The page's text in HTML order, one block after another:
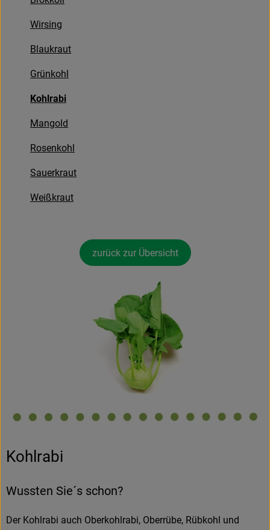
Drogerie
Wirsing
Blaukraut
Grünkohl
Kohlrabi
Mangold
Rosenkohl
Sauerkraut
Weißkraut
zurück zur Übersicht
Kohlrabi
Wussten Sie´s schon?
Der Kohlrabi auch Oberkohlrabi, Oberrübe, Rübkohl und